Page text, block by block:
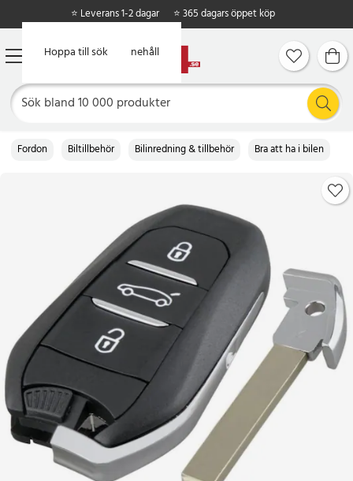
Hoppa till huvudinnehåll
Hoppa till sök
⭐ Leverans 1-2 dagar ⭐ 365 dagars öppet köp
Fordon Biltillbehör Bilinredning & tillbehör Bra att ha i bilen